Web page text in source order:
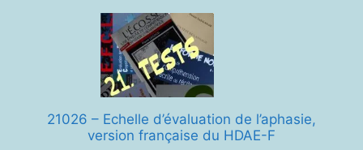
21026 – Echelle d’évaluation de l’aphasie,
version française du HDAE-F